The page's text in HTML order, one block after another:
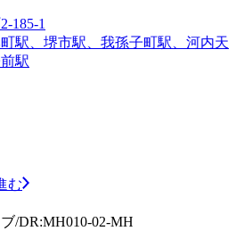
185-1
駅、堺市駅、我孫子町駅、河内天
駅
む
/DR:MH010-02-MH